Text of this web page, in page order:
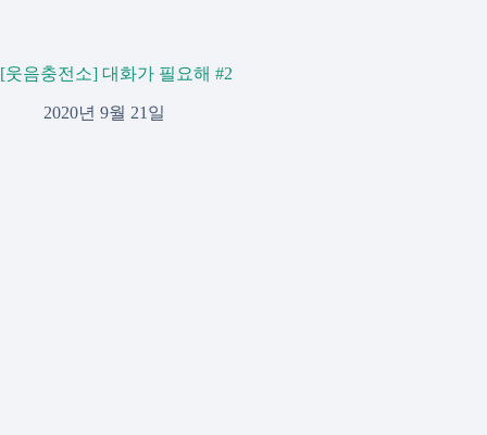
[웃음충전소] 대화가 필요해 #2
2020년 9월 21일